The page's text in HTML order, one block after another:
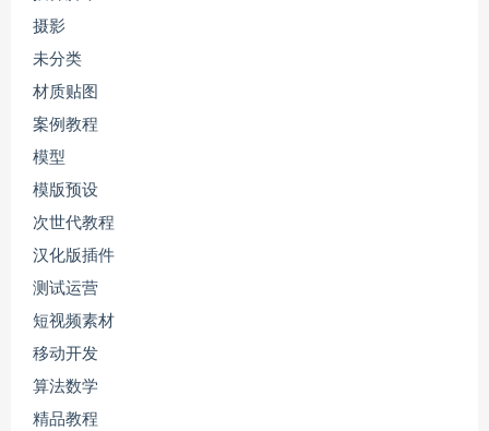
摄影
未分类
材质贴图
案例教程
模型
模版预设
次世代教程
汉化版插件
测试运营
短视频素材
移动开发
算法数学
精品教程